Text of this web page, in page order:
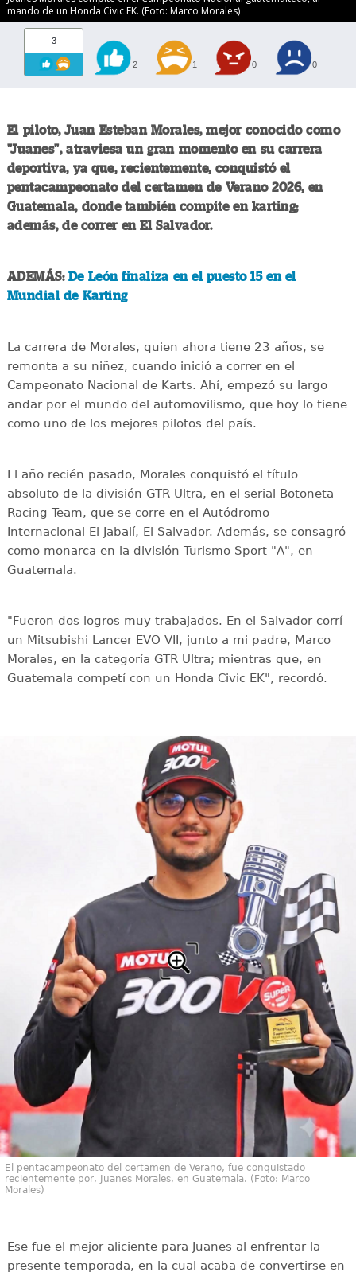
mando de un Honda Civic EK. (Foto: Marco Morales)
3
2 1 0 0
El piloto, Juan Esteban Morales, mejor conocido como
"Juanes", atraviesa un gran momento en su carrera
deportiva, ya que, recientemente, conquistó el
pentacampeonato del certamen de Verano 2026, en
Guatemala, donde también compite en karting;
además, de correr en El Salvador.
ADEMÁS: De León finaliza en el puesto 15 en el
Mundial de Karting
La carrera de Morales, quien ahora tiene 23 años, se
remonta a su niñez, cuando inició a correr en el
Campeonato Nacional de Karts. Ahí, empezó su largo
andar por el mundo del automovilismo, que hoy lo tiene
como uno de los mejores pilotos del país.
El año recién pasado, Morales conquistó el título
absoluto de la división GTR Ultra, en el serial Botoneta
Racing Team, que se corre en el Autódromo
Internacional El Jabalí, El Salvador. Además, se consagró
como monarca en la división Turismo Sport "A", en
Guatemala.
"Fueron dos logros muy trabajados. En el Salvador corrí
un Mitsubishi Lancer EVO VII, junto a mi padre, Marco
Morales, en la categoría GTR Ultra; mientras que, en
Guatemala competí con un Honda Civic EK", recordó.
El pentacampeonato del certamen de Verano, fue conquistado
recientemente por, Juanes Morales, en Guatemala. (Foto: Marco
Morales)
Ese fue el mejor aliciente para Juanes al enfrentar la
presente temporada, en la cual acaba de convertirse en